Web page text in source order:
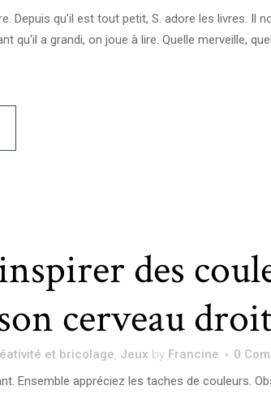
Depuis qu'il est tout petit, S. adore les livres. Il
qu'il a grandi, on joue à lire. Quelle merveille,
des
cerveau
et bricolage, Jeux by Francine 0
Ensemble appréciez les taches de couleurs.